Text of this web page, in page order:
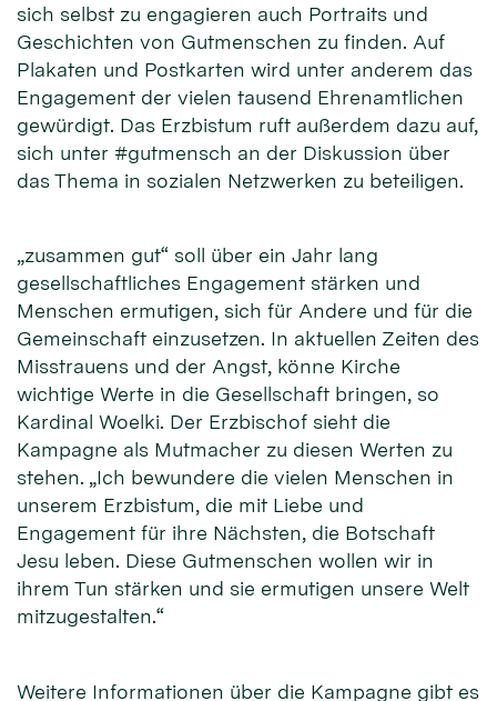
sich selbst zu engagieren auch Portraits und
Geschichten von Gutmenschen zu finden. Auf
Plakaten und Postkarten wird unter anderem das
Engagement der vielen tausend Ehrenamtlichen
gewürdigt. Das Erzbistum ruft außerdem dazu auf,
sich unter #gutmensch an der Diskussion über
das Thema in sozialen Netzwerken zu beteiligen.
„zusammen gut“ soll über ein Jahr lang
gesellschaftliches Engagement stärken und
Menschen ermutigen, sich für Andere und für die
Gemeinschaft einzusetzen. In aktuellen Zeiten des
Misstrauens und der Angst, könne Kirche
wichtige Werte in die Gesellschaft bringen, so
Kardinal Woelki. Der Erzbischof sieht die
Kampagne als Mutmacher zu diesen Werten zu
stehen. „Ich bewundere die vielen Menschen in
unserem Erzbistum, die mit Liebe und
Engagement für ihre Nächsten, die Botschaft
Jesu leben. Diese Gutmenschen wollen wir in
ihrem Tun stärken und sie ermutigen unsere Welt
mitzugestalten.“
Weitere Informationen über die Kampagne gibt es